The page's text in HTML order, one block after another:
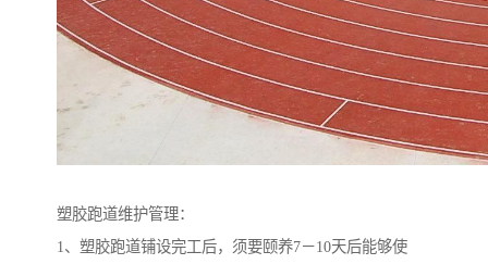
塑胶跑道维护管理：
1、塑胶跑道铺设完工后，须要颐养7－10天后能够使